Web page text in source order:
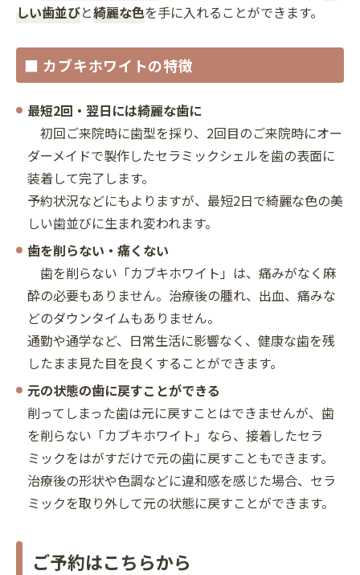
しい歯並びと綺麗な色を手に入れることができます。
■ カブキホワイトの特徴
最短2回・翌日には綺麗な歯に
初回ご来院時に歯型を採り、2回目のご来院時にオー
ダーメイドで製作したセラミックシェルを歯の表面に
装着して完了します。
予約状況などにもよりますが、最短2日で綺麗な色の美
しい歯並びに生まれ変われます。
歯を削らない・痛くない
歯を削らない「カブキホワイト」は、痛みがなく麻
酔の必要もありません。治療後の腫れ、出血、痛みな
どのダウンタイムもありません。
通勤や通学など、日常生活に影響なく、健康な歯を残
したまま見た目を良くすることができます。
元の状態の歯に戻すことができる
削ってしまった歯は元に戻すことはできませんが、歯
を削らない「カブキホワイト」なら、接着したセラ
ミックをはがすだけで元の歯に戻すこともできます。
治療後の形状や色調などに違和感を感じた場合、セラ
ミックを取り外して元の状態に戻すことができます。
ご予約はこちらから